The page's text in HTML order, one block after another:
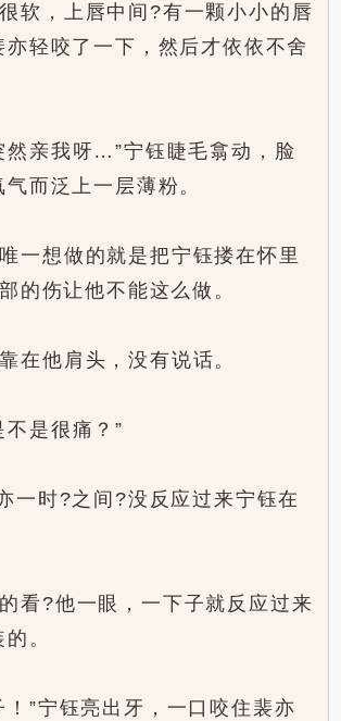
软，上唇中间?有一颗小小的唇
亦轻咬了一下，然后才依依不舍
然亲我呀…”宁钰睫毛翕动，脸
而泛上一层薄粉。
一想做的就是把宁钰搂在怀里
的伤让他不能这么做。
在他肩头，没有说话。
不是很痛？”
一时?之间?没反应过来宁钰在
看?他一眼，一下子就反应过来
。
！”宁钰亮出牙，一口咬住裴亦